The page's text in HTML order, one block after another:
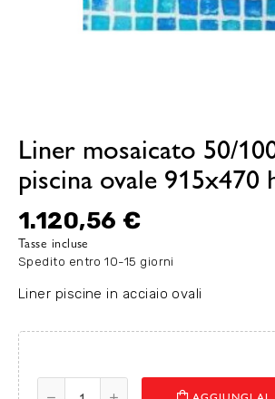
Liner mosaicato 50/
piscina ovale 915x470
1.120,56 €
Tasse incluse
Spedito entro 10-15 giorni
Liner piscine in acciaio ovali